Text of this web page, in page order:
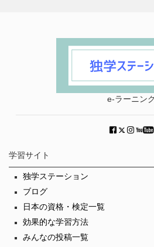
e-ラーニン
学習サイト
独学ステーション
ブログ
日本の資格・検定一覧
効果的な学習方法
みんなの投稿一覧